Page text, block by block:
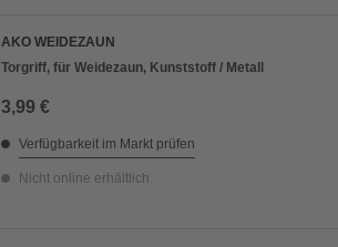
AKO WEIDEZAUN
Torgriff, für Weidezaun, Kunststoff / Metall
3,99 €
Verfügbarkeit im Markt prüfen
Nicht online erhältlich